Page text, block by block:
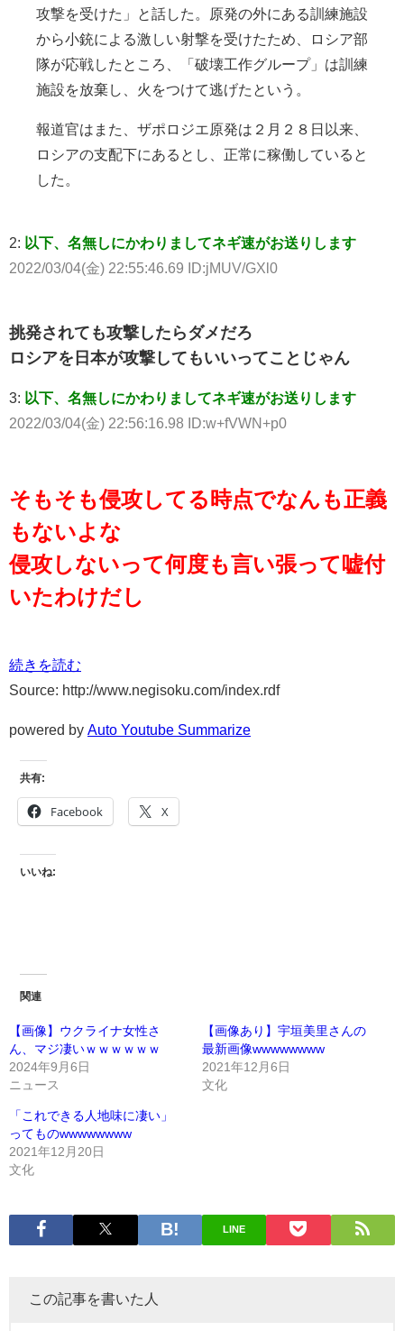
攻撃を受けた」と話した。原発の外にある訓練施設
から小銃による激しい射撃を受けたため、ロシア部
隊が応戦したところ、「破壊工作グループ」は訓練
施設を放棄し、火をつけて逃げたという。
報道官はまた、ザポロジエ原発は２月２８日以来、
ロシアの支配下にあるとし、正常に稼働していると
した。
2: 以下、名無しにかわりましてネギ速がお送りします
2022/03/04(金) 22:55:46.69 ID:jMUV/GXl0
挑発されても攻撃したらダメだろ
ロシアを日本が攻撃してもいいってことじゃん
3: 以下、名無しにかわりましてネギ速がお送りします
2022/03/04(金) 22:56:16.98 ID:w+fVWN+p0
そもそも侵攻してる時点でなんも正義
もないよな
侵攻しないって何度も言い張って嘘付
いたわけだし
続きを読む
Source: http://www.negisoku.com/index.rdf
powered by Auto Youtube Summarize
共有:
Facebook X
いいね:
関連
【画像】ウクライナ女性さ
ん、マジ凄いｗｗｗｗｗｗ
2024年9月6日
ニュース
【画像あり】宇垣美里さんの
最新画像wwwwwwww
2021年12月6日
文化
「これできる人地味に凄い」
ってものwwwwwwww
2021年12月20日
文化
LINE
この記事を書いた人